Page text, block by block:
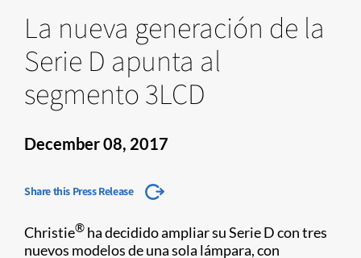
La nueva generación de la
Serie D apunta al
segmento 3LCD
December 08, 2017
Share this Press Release
Christie® ha decidido ampliar su Serie D con tres
nuevos modelos de una sola lámpara, con